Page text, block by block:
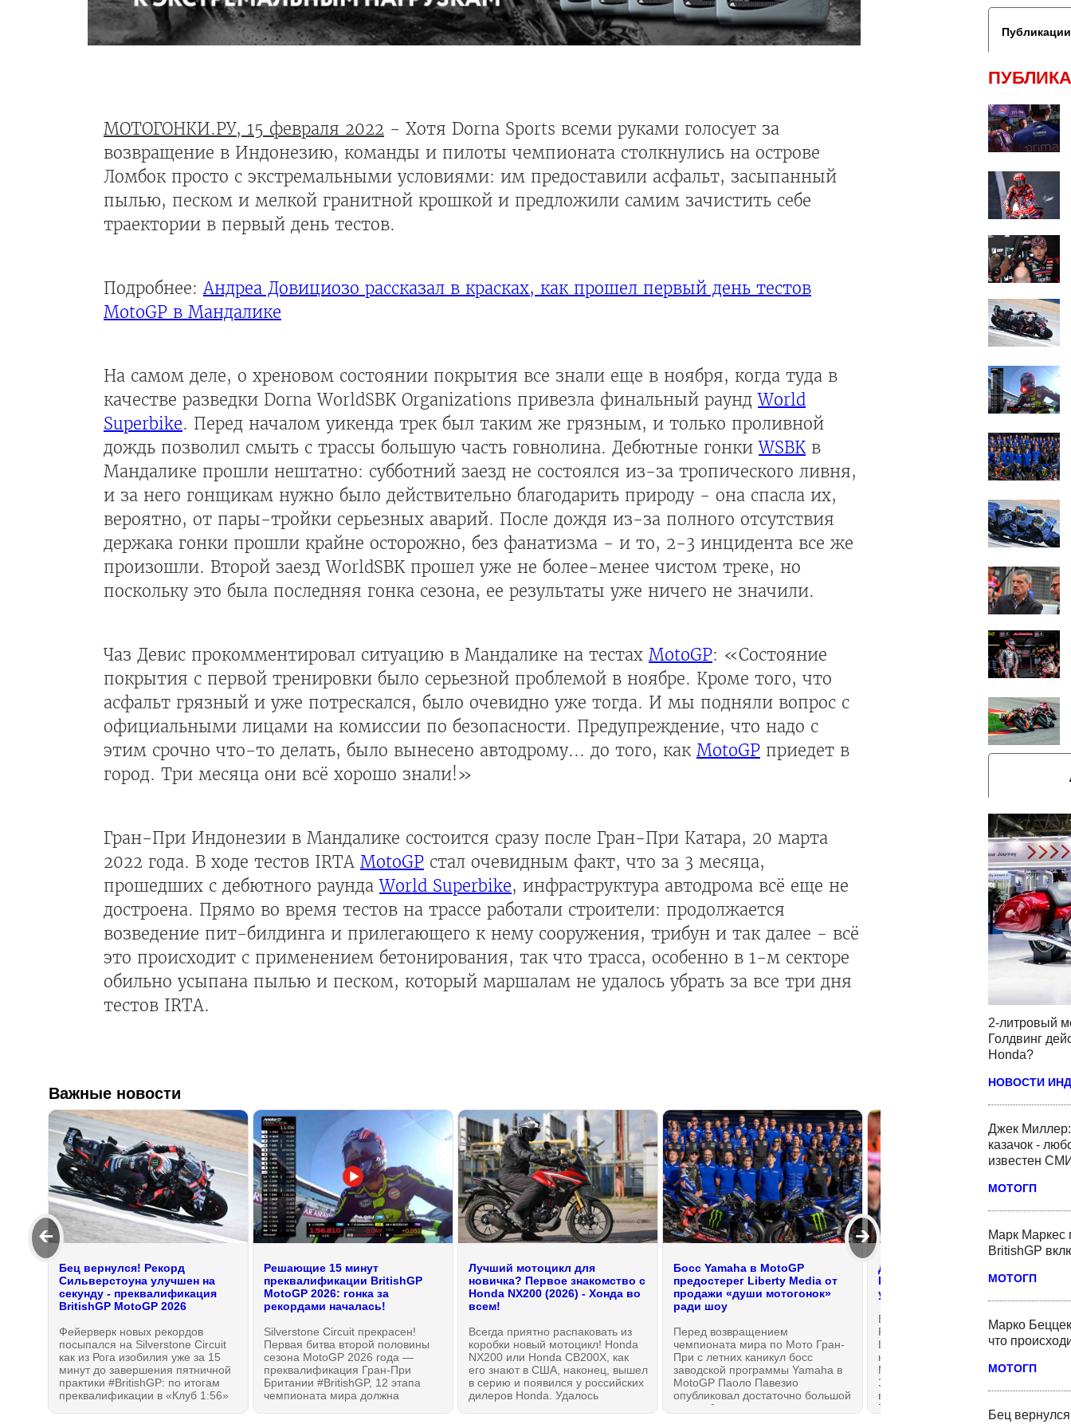
2-литровый
Голдвинг
Honda?
НОВОСТИ
Джек Миллер:
казачок -
известен
МОТОГП
Марк Маркес
BritishGP
МОТОГП
Марко
что
МОТОГП
Бец
МОТОГОНКИ.РУ, 15 февраля 2022 - Хотя Dorna Sports всеми руками голосует за
возвращение в Индонезию, команды и пилоты чемпионата столкнулись на острове
Ломбок просто с экстремальными условиями: им предоставили асфальт, засыпанный
пылью, песком и мелкой гранитной крошкой и предложили самим зачистить себе
траектории в первый день тестов.
Подробнее:Андреа Довициозо рассказал в красках, как прошел первый день тестов
MotoGP в Мандалике
На самом деле, о хреновом состоянии покрытия все знали еще в ноября, когда туда в
качестве разведки Dorna WorldSBK Organizations привезла финальный раундWorld
Superbike. Перед началом уикенда трек был таким же грязным, и только проливной
дождь позволил смыть с трассы большую часть говнолина. Дебютные гонкиWSBKв
Мандалике прошли нештатно: субботний заезд не состоялся из-за тропического ливня,
и за него гонщикам нужно было действительно благодарить природу - она спасла их,
вероятно, от пары-тройки серьезных аварий. После дождя из-за полного отсутствия
держака гонки прошли крайне осторожно, без фанатизма - и то, 2-3 инцидента все же
произошли. Второй заезд WorldSBK прошел уже не более-менее чистом треке, но
поскольку это была последняя гонка сезона, ее результаты уже ничего не значили.
Чаз Девис прокомментировал ситуацию в Мандалике на тестах MotoGP: «Состояние
покрытия с первой тренировки было серьезной проблемой в ноябре. Кроме того, что
асфальт грязный и уже потрескался, было очевидно уже тогда. И мы подняли вопрос с
официальными лицами на комиссии по безопасности. Предупреждение, что надо с
этим срочно что-то делать, было вынесено автодрому... до того, как MotoGP приедет в
город. Три месяца они всё хорошо знали!»
Гран-При Индонезии в Мандалике состоится сразу после Гран-При Катара, 20 марта
2022 года. В ходе тестов IRTA MotoGP стал очевидным факт, что за 3 месяца,
прошедших с дебютного раундаWorld Superbike, инфраструктура автодрома всё еще не
достроена. Прямо во время тестов на трассе работали строители: продолжается
возведение пит-билдинга и прилегающего к нему сооружения, трибун и так далее - всё
это происходит с применением бетонирования, так что трасса, особенно в 1-м секторе
обильно усыпана пылью и песком, который маршалам не удалось убрать за все три дня
тестов IRTA.
Важные новости
🡰 🡲
Бец вернулся! Рекорд
Сильверстоуна улучшен на
секунду - преквалификация
BritishGP MotoGP 2026
Фейерверк новых рекордов
посыпался на Silverstone Circuit
как из Рога изобилия уже за 15
минут до завершения пятничной
практики #BritishGP: по итогам
преквалификации в «Клуб 1:56»
Решающие 15 минут
преквалификации BritishGP
MotoGP 2026: гонка за
рекордами началась!
Silverstone Circuit прекрасен!
Первая битва второй половины
сезона MotoGP 2026 года —
преквалификация Гран-При
Британии #BritishGP, 12 этапа
чемпионата мира должна
Лучший мотоцикл для
новичка? Первое знакомство с
Honda NX200 (2026) - Хонда во
всем!
Всегда приятно распаковать из
коробки новый мотоцикл! Honda
NX200 или Honda CB200X, как
его знают в США, наконец, вышел
в серию и появился у российских
дилеров Honda. Удалось
Босс Yamaha в MotoGP
предостерег Liberty Media от
продажи «души мотогонок»
ради шоу
Перед возвращением
чемпионата мира по Мото Гран-
При с летних каникул босс
заводской программы Yamaha в
MotoGP Паоло Павезио
опубликовал достаточно большой
видео-блог из серии
Директор KTM Tech3 MotoGP
Гюнтер Штайнер: Виньялес не
уволен... на данный момент
Бывший директор команды HAAS
F1 из Формулы-1 Гюнтер
Штайнер теперь во всю рулит
командой Королевского класса
Мото Гран-При Tech3 Racing.
Заводской саттелит KTM вступил
во вторую половину сезона
MotoGP 2026 года необычным
образом: за неделю до